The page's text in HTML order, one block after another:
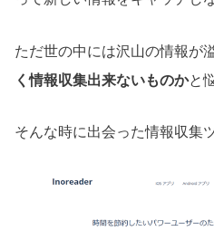
ただ世の中には沢山の情報が
く情報収集出来ないものかと
そんな時に出会った情報収集